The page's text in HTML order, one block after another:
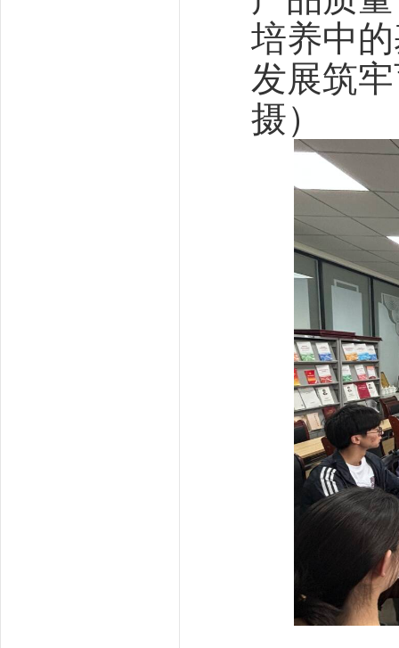
培养中
发展筑
摄）